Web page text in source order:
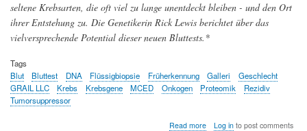
seltene Krebsarten, die oft viel zu lange unentdeckt bleiben - und den Ort
ihrer Entstehung zu. Die Genetikerin Rick Lewis berichtet über das
vielversprechende Potential dieser neuen Bluttests.*
Tags
Blut
Bluttest DNA Flüssigbiopsie Früherkennung Galleri
Geschlecht
GRAIL LLC
Krebs Krebsgene MCED Onkogen Proteomik
Rezidiv
Tumorsuppressor
Read moreabout
Log into post comments